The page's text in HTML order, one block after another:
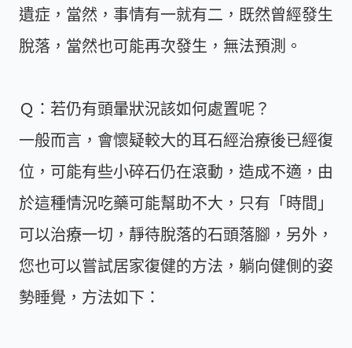
遺症，當然，事情有一就有二，既然曾經發生
脫落，當然也可能再次發生，無法預測。
Ｑ：若仍有頭暈狀況該如何處置呢？
一般而言，會懷疑較大的耳石經治療後已經復
位，可能有些小碎石仍在滾動，造成不適，由
於這種情況吃藥可能幫助不大，只有「時間」
可以治療一切，靜待脫落的石頭落腳，另外，
您也可以嘗試居家復健的方法，躺向健側的姿
勢睡覺，方法如下：